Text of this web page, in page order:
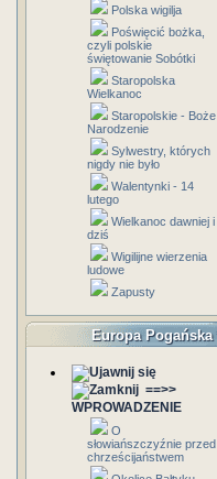
Polska wigilja
Poświęcić bożka,
czyli polskie
świętowanie Sobótki
Staropolska
Wielkanoc
Staropolskie - Boże
Narodzenie
Sylwestry, których
nigdy nie było
Walentynki - 14
lutego
Wielkanoc dawniej i
dziś
Wigilijne wierzenia
ludowe
Zapusty
Europa Pogańska
==>>
WPROWADZENIE
O
słowiańszczyźnie przed
chrześcijaństwem